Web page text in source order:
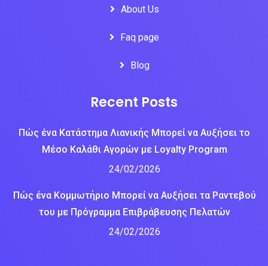
About Us
Faq page
Blog
Recent Posts
Πώς ένα Κατάστημα Λιανικής Μπορεί να Αυξήσει το
Μέσο Καλάθι Αγορών με Loyalty Program
24/02/2026
Πώς ένα Κομμωτήριο Μπορεί να Αυξήσει τα Ραντεβού
του με Πρόγραμμα Επιβράβευσης Πελατών
24/02/2026